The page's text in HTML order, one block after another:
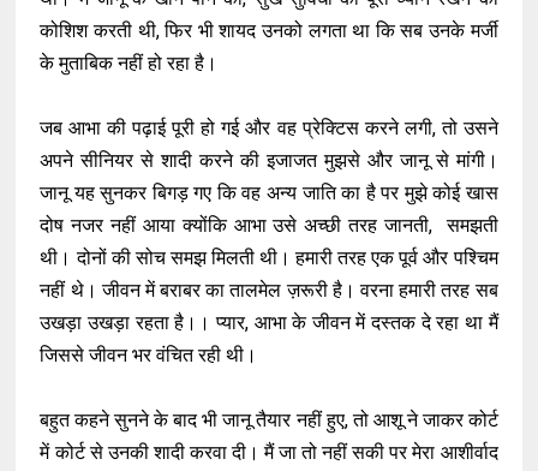
कोशिश करती थी, फिर भी शायद उनको लगता था कि सब उनके मर्जी
के मुताबिक नहीं हो रहा है।
जब आभा की पढ़ाई पूरी हो गई और वह प्रेक्टिस करने लगी, तो उसने
अपने सीनियर से शादी करने की इजाजत मुझसे और जानू से मांगी।
जानू यह सुनकर बिगड़ गए कि वह अन्य जाति का है पर मुझे कोई खास
दोष नजर नहीं आया क्योंकि आभा उसे अच्छी तरह जानती, समझती
थी। दोनों की सोच समझ मिलती थी। हमारी तरह एक पूर्व और पश्चिम
नहीं थे। जीवन में बराबर का तालमेल ज़रूरी है। वरना हमारी तरह सब
उखड़ा उखड़ा रहता है।। प्यार, आभा के जीवन में दस्तक दे रहा था मैं
जिससे जीवन भर वंचित रही थी।
बहुत कहने सुनने के बाद भी जानू तैयार नहीं हुए, तो आशू ने जाकर कोर्ट
में कोर्ट से उनकी शादी करवा दी। मैं जा तो नहीं सकी पर मेरा आशीर्वाद